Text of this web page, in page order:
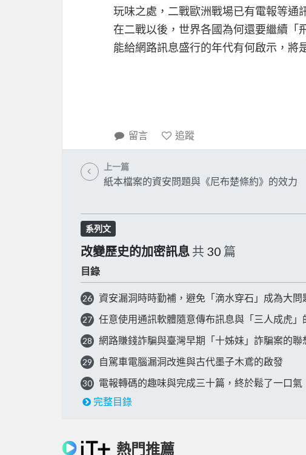
玩味之處，二戰歐洲戰場已有電報等通
在二戰以後，世界各國為何還要繼續「
能給網路訊息盛行的年代有何啟示，將
留言 追蹤
上一篇
紙本檔案的資安問題與《尼布楚條約》的效力
系列文
改變歷史的加密訊息 共 30 篇
目錄
26 資安漏洞時時勤補，避免「滴水穿石」成為大問
27 任意使用通訊軟體隨意傳布訊息與「三人成虎」
28 網路賺錢詐騙與臺灣早期「十姊妹」詐騙案的聯
29 自駕車電腦漏洞改進與古代墨子木鳶的啟發
30
電報轉碼的趣味與完成三十篇，終於鬆了一口氣
完整目錄
熱門推薦